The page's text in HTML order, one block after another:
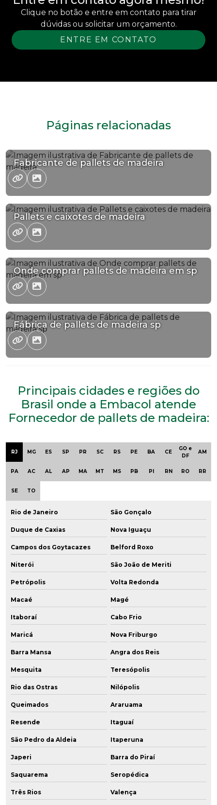
Clique no botão e entre em contato para tirar
dúvidas ou solicitar um orçamento.
ENTRE EM CONTATO
Páginas relacionadas
Fabricante de pallets de madeira
Pallets e caixotes de madeira
Onde comprar pallets de madeira em sp
Fábrica de pallets de madeira sp
Principais cidades e regiões do
Brasil onde a Embacol atende
Fornecedor de pallets de madeira:
RJ MG ES SP PR SC RS PE BA CE
GO e
DF
AM
PA AC AL AP MA MT MS PB PI RN RO RR
SE TO
Rio de Janeiro São Gonçalo
Duque de Caxias Nova Iguaçu
Campos dos Goytacazes Belford Roxo
Niterói São João de Meriti
Petrópolis Volta Redonda
Macaé Magé
Itaboraí Cabo Frio
Maricá Nova Friburgo
Barra Mansa Angra dos Reis
Mesquita Teresópolis
Rio das Ostras Nilópolis
Queimados Araruama
Resende Itaguaí
São Pedro da Aldeia Itaperuna
Japeri Barra do Piraí
Saquarema Seropédica
Três Rios Valença